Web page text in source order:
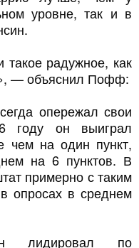
уровне, так и в
радужное, как
— объяснил Пофф:
опережал свои
году он выиграл
чем на один пункт,
на 6 пунктов. В
примерно с таким
опросах в среднем
лидировал по